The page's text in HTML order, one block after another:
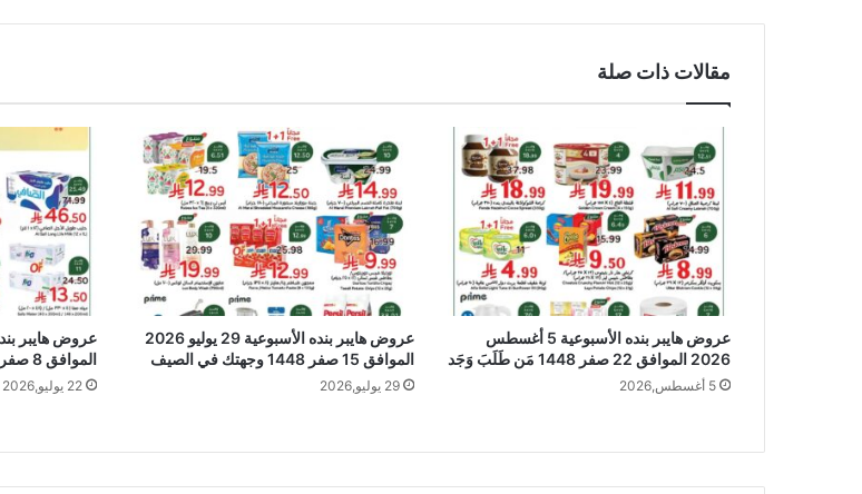
مقالات ذات صلة
عروض هايبر بنده الأسبوعية 5 أغسطس
2026 الموافق 22 صفر 1448 مَن طَلَبَ وَجَد
5 أغسطس,2026
عروض هايبر بنده الأسبوعية 29 يوليو 2026
الموافق 15 صفر 1448 وجهتك في الصيف
29 يوليو,2026
الموافق 8 صفر 1448 وجهتك في الصيف
22 يوليو,2026